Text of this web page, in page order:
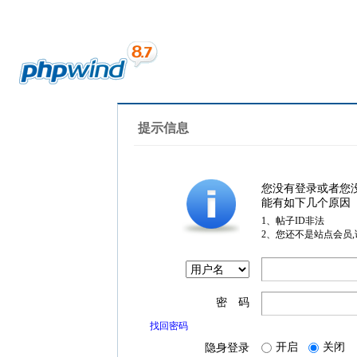
提示信息
您没有登录或者您
能有如下几个原因
1、帖子ID非法
2、您还不是站点会员
密 码
找回密码
隐身登录 开启 关闭